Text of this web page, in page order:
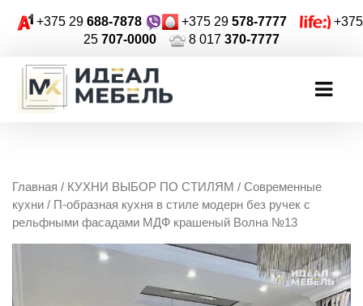
+375 29 688-7878 +375 29 578-7777
+375
25 707-0000 8 017 370-7777
Главная / КУХНИ ВЫБОР ПО СТИЛЯМ / Современные
кухни / П-образная кухня в стиле модерн без ручек с
рельфными фасадами МДФ крашеный Волна №13